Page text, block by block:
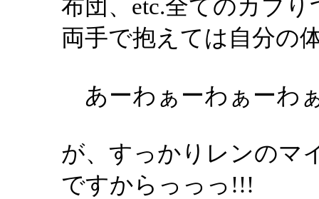
布団、etc.全てのカブ
両手で抱えては自分の
あーわぁーわぁーわ
が、すっかりレンのマ
ですからっっっ!!!